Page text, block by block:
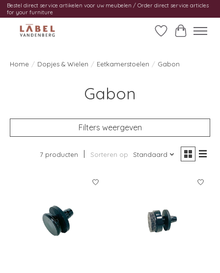
Bestel direct service artikelen voor uw meubelen / Order direct service articles
for your furniture
Verlanglijst
Home / Dopjes & Wielen / Eetkamerstoelen / Gabon
Gabon
Filters weergeven
7 producten Sorteren op Standaard